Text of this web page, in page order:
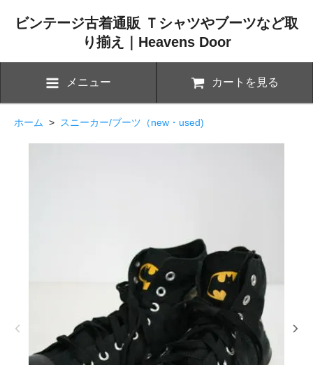
ビンテージ古着通販 Ｔシャツやブーツなど取
り揃え｜Heavens Door
メニュー カートを見る
ホーム > スニーカー/ブーツ（new・used)